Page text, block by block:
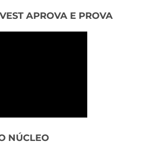
APROVA E PROVA
NÚCLEO